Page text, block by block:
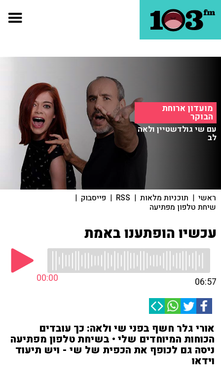
מועדון ארוחת
הבוקר
עם שי גולדשטיין ולאה
לב
ראשי | תוכניות מלאות |
RSS
| פייסבוק |
שיחת טלפון מפתיעה
עכשיו הופתענו באמת
00:00 06:57
אורי גלר חשף בפני שי ולאה: כך עובדים
הכוחות המיוחדים שלי • בשיחת טלפון מפתיעה
ניסה גם לכופף את הכפית של שי - ויש תיעוד
וידאו